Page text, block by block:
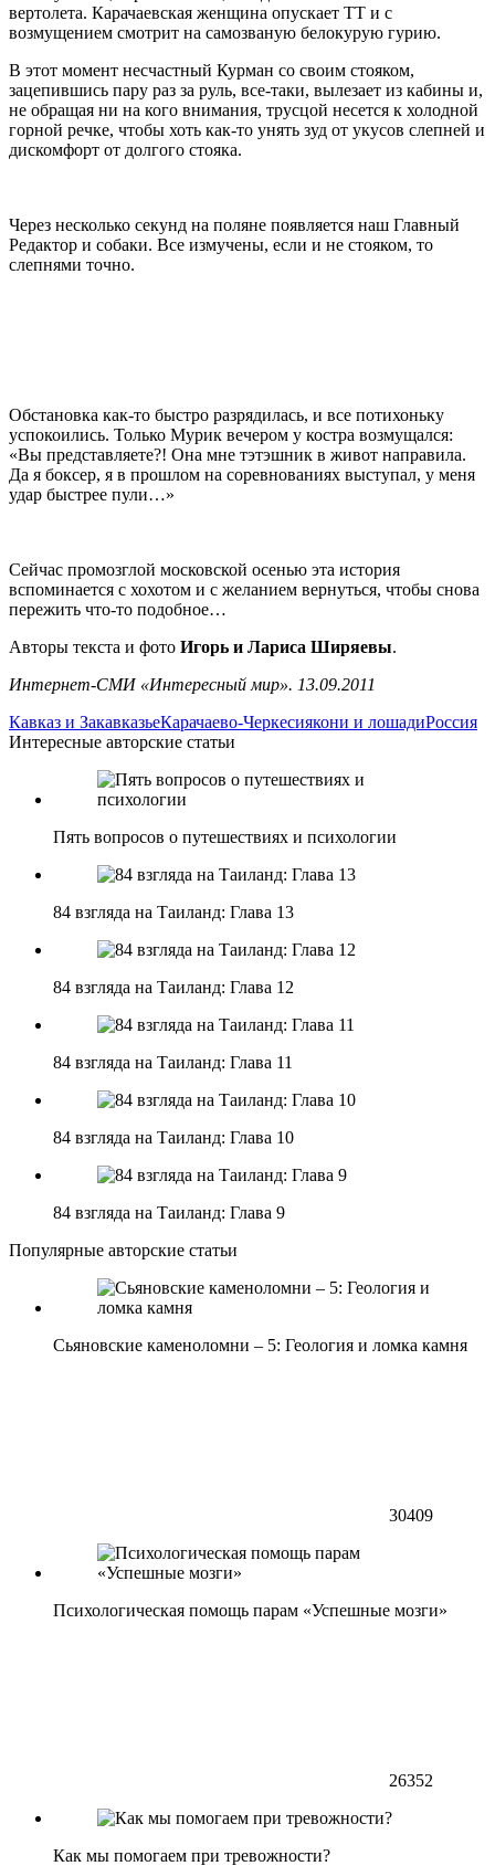
вертолета. Карачаевская женщина опускает ТТ и с
возмущением смотрит на самозваную белокурую гурию.
В этот момент несчастный Курман со своим стояком,
зацепившись пару раз за руль, все-таки, вылезает из кабины и,
не обращая ни на кого внимания, трусцой несется к холодной
горной речке, чтобы хоть как-то унять зуд от укусов слепней и
дискомфорт от долгого стояка.
Через несколько секунд на поляне появляется наш Главный
Редактор и собаки. Все измучены, если и не стояком, то
слепнями точно.
Обстановка как-то быстро разрядилась, и все потихоньку
успокоились. Только Мурик вечером у костра возмущался:
«Вы представляете?! Она мне тэтэшник в живот направила.
Да я боксер, я в прошлом на соревнованиях выступал, у меня
удар быстрее пули…»
Сейчас промозглой московской осенью эта история
вспоминается с хохотом и с желанием вернуться, чтобы снова
пережить что-то подобное…
Авторы текста и фото Игорь и Лариса Ширяевы.
Интернет-СМИ «Интересный мир». 13.09.2011
Кавказ и ЗакавказьеКарачаево-Черкесиякони и лошадиРоссия
Интересные авторские статьи
Пять вопросов о путешествиях и психологии
84 взгляда на Таиланд: Глава 13
84 взгляда на Таиланд: Глава 12
84 взгляда на Таиланд: Глава 11
84 взгляда на Таиланд: Глава 10
84 взгляда на Таиланд: Глава 9
Популярные авторские статьи
Сьяновские каменоломни – 5: Геология и ломка камня
30409
Психологическая помощь парам «Успешные мозги»
26352
Как мы помогаем при тревожности?